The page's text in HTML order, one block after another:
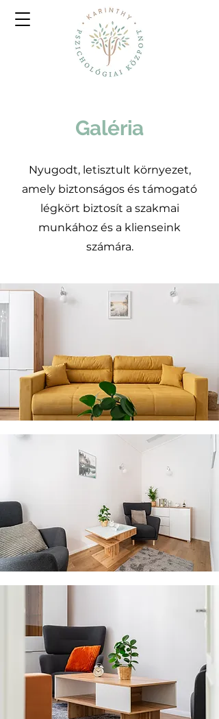
Galéria
Nyugodt, letisztult környezet,
amely biztonságos és támogató
légkört biztosít a szakmai
munkához és a klienseink
számára.